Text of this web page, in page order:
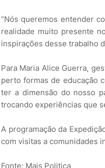
“Nós queremos entender
realidade muito presente
inspirações desse trabalho
Para Maria Alice Guerra,
perto formas de educação
ter a dimensão do nosso
trocando experiências que
A programação da
com visitas a comunidades
Fonte: Mais Politica